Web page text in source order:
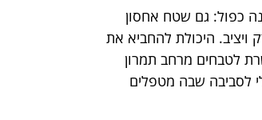
כפול: גם שטח אחסון
ויציב. היכולת להחביא את
לטבחים מרחב תמרון
לסביבה שבה מטפלים